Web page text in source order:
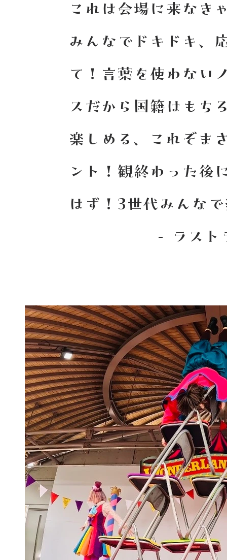
これは会場に来なき
みんなでドキドキ、
て！言葉を使わない
スだから 国籍はもち
楽しめる、これぞま
ント！観終わった後
はず！3世代みんな
- ラストラ